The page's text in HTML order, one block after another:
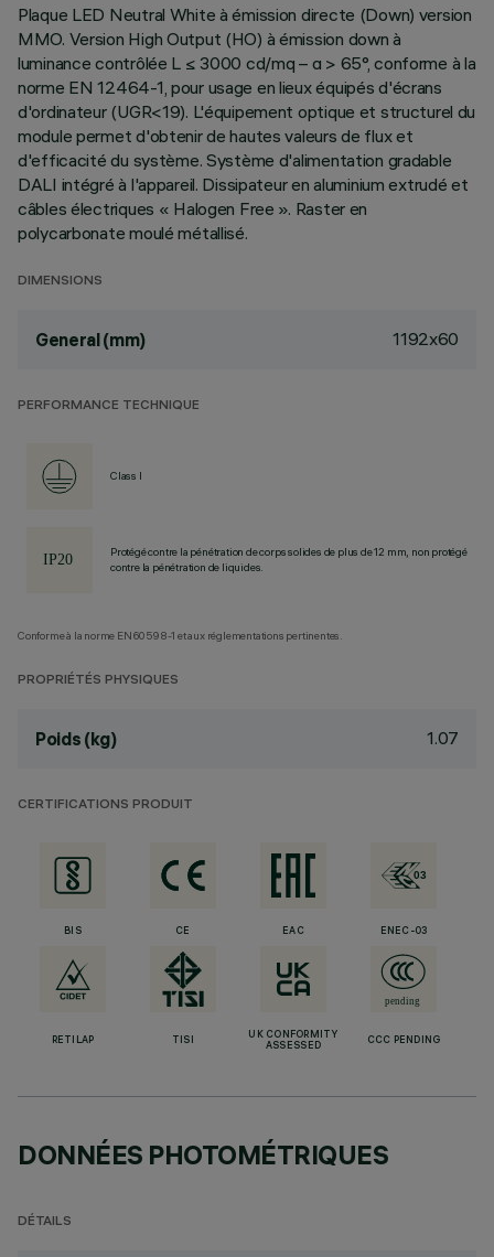
Plaque LED Neutral White à émission directe (Down) version
MMO. Version High Output (HO) à émission down à
luminance contrôlée L ≤ 3000 cd/mq – α > 65°, conforme à la
norme EN 12464-1, pour usage en lieux équipés d'écrans
d'ordinateur (UGR<19). L'équipement optique et structurel du
module permet d'obtenir de hautes valeurs de flux et
d'efficacité du système. Système d'alimentation gradable
DALI intégré à l'appareil. Dissipateur en aluminium extrudé et
câbles électriques « Halogen Free ». Raster en
polycarbonate moulé métallisé.
DIMENSIONS
General (mm) 1192x60
PERFORMANCE TECHNIQUE
Class I
Protégé contre la pénétration de corps solides de plus de 12 mm, non protégé
contre la pénétration de liquides.
Conforme à la norme EN60598-1 et aux réglementations pertinentes.
PROPRIÉTÉS PHYSIQUES
Poids (kg) 1.07
CERTIFICATIONS PRODUIT
BIS CE EAC ENEC-03
RETILAP TISI
UK CONFORMITY
ASSESSED
CCC PENDING
DONNÉES PHOTOMÉTRIQUES
DÉTAILS